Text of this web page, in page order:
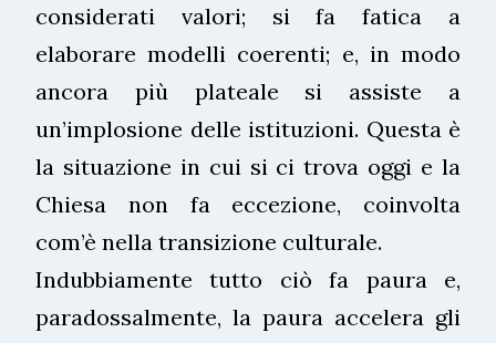
considerati valori; si fa fatica a
elaborare modelli coerenti; e, in modo
ancora più plateale si assiste a
un’implosione delle istituzioni. Questa è
la situazione in cui si ci trova oggi e la
Chiesa non fa eccezione, coinvolta
com’è nella transizione culturale.
Indubbiamente tutto ciò fa paura e,
paradossalmente, la paura accelera gli